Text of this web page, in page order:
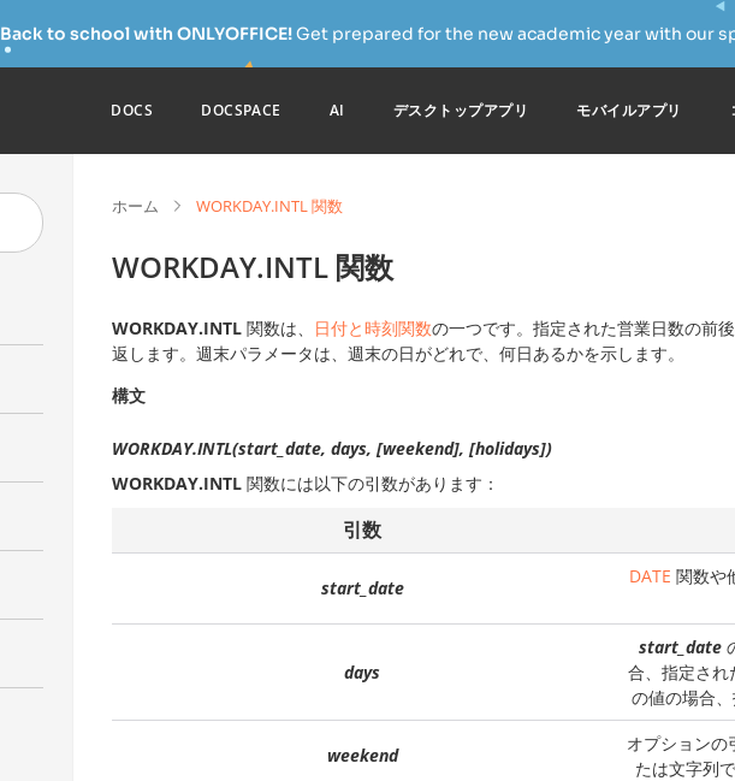
Back to school with ONLYOFFICE!Get prepared for the new academic year with our
DOCS DOCSPACE AI デスクトップアプリ モバイルアプリ
ホーム WORKDAY.INTL 関数
WORKDAY.INTL 関数
WORKDAY.INTL 関数は、 日付と時刻関数の一つです。指定された営業日数の前
返します。週末パラメータは、週末の日がどれで、何日あるかを示します。
構文
WORKDAY.INTL(start_date, days, [weekend], [holidays])
WORKDAY.INTL 関数には以下の引数があります：
引数
start_date
DATE 関数や
days
start_date
合、指定され
の値の場合
weekend
オプションの
たは文字列